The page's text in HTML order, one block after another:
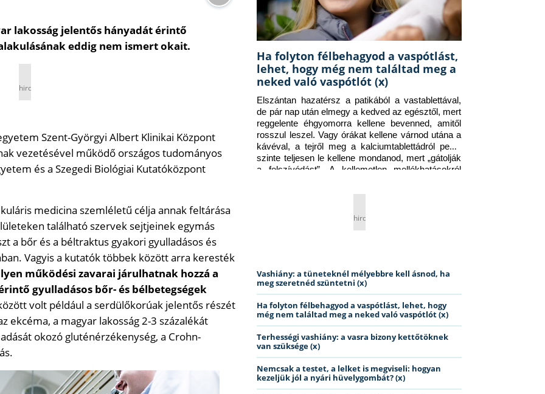
lakosság jelentős hányadát érintő
eddig nem ismert okait.
hirdetés
Szent-Györgyi Albert Klinikai Központ
vezetésével működő országos tudományos
és a Szegedi Biológiai Kutatóközpont
medicina szemléletű célja annak feltárása
található szervek sejtjeinek egymás
a bőr és a béltraktus gyakori gyulladásos és
Vagyis a kutatók többek között arra keresték
működési zavarai járulhatnak hozzá a
gyulladásos bőr- és bélbetegségek
volt például a serdülőkorúak jelentős részét
ekcéma, a magyar lakosság 2-3 százalékát
okozó gluténérzékenység, a Crohn-
Ha folyton félbehagyod a vaspótlást,
lehet, hogy még nem találtad meg a
neked való vaspótlót (x)
Elszántan hazatérsz a patikából a vastablettával,
de pár nap után elmegy a kedved az egésztől, mert
reggelente éhgyomorra kellene bevenned, amitől
rosszul leszel. Vagy órákat kellene várnod utána a
kávéval, a tejről meg a kalciumtablettádról pedig
szinte teljesen le kellene mondanod, mert „gátolják
a felszívódást”. A kellemetlen mellékhatásokról
hirdetés
Vashiány: a tüneteknél mélyebbre kell ásnod, ha
meg szeretnéd szüntetni (x)
Ha folyton félbehagyod a vaspótlást, lehet, hogy
még nem találtad meg a neked való vaspótlót (x)
Terhességi vashiány: a vasra bizony kettőtöknek
van szüksége (x)
Nemcsak a testet, a lelket is megviseli: hogyan
kezeljük jól a nyári hüvelygombát? (x)